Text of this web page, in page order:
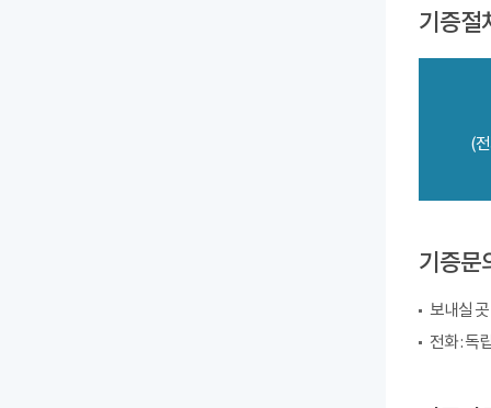
기증절
(
기증문
보내실
전화 : 독